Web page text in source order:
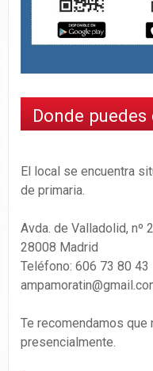
Donde
El local se encuentra
de primaria.
Avda. de Valladolid, nº 2
28008 Madrid
Teléfono: 606 73 80 43
Te recomendamos
presencialmente.